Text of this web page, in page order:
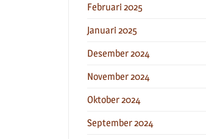
Februari 2025
Januari 2025
Desember 2024
November 2024
Oktober 2024
September 2024